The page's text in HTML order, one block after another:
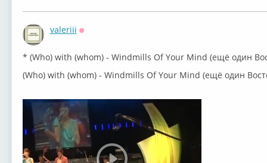
valeriii
* (Who) with (whom) - Windmills Of Your Mind (ещё один
(Who) with (whom) - Windmills Of Your Mind (ещё один